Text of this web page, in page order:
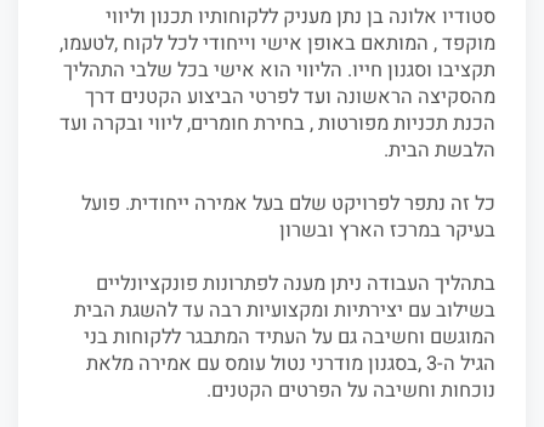
סטודיו אלונה בן נתן מעניק ללקוחותיו תכנון וליווי
מוקפד , המותאם באופן אישי וייחודי לכל לקוח ,לטעמו,
תקציבו וסגנון חייו. הליווי הוא אישי בכל שלבי התהליך
מהסקיצה הראשונה ועד לפרטי הביצוע הקטנים דרך
הכנת תכניות מפורטות , בחירת חומרים, ליווי ובקרה ועד
הלבשת הבית.
כל זה נתפר לפרויקט שלם בעל אמירה ייחודית. פועל
בעיקר במרכז הארץ ובשרון
בתהליך העבודה ניתן מענה לפתרונות פונקציונליים
בשילוב עם יצירתיות ומקצועיות רבה עד להשגת הבית
המוגשם וחשיבה גם על העתיד המתבגר ללקוחות בני
הגיל ה-3 ,בסגנון מודרני נטול עומס עם אמירה מלאת
נוכחות וחשיבה על הפרטים הקטנים.